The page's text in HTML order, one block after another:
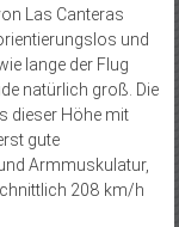
Las Cante­ras
und
lange der Flug
natürlich groß. Die
dieser Höhe mit
gute
Armmuskulatur,
208 km/h